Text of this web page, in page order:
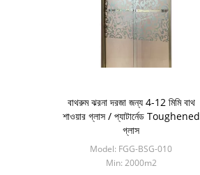
বাথরুম ঝরনা দরজা জন্য 4-12 মিমি বাথ
শাওয়ার গ্লাস / প্যাটার্নেড Toughened
গ্লাস
Model: FGG-BSG-010
Min: 2000m2